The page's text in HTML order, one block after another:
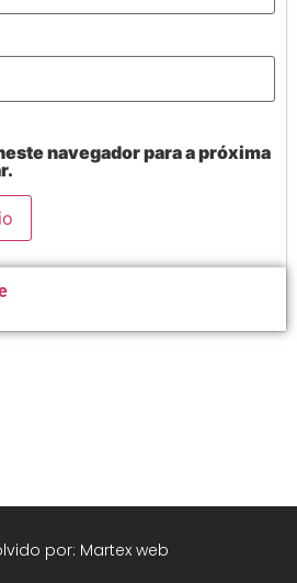
navegador para a próxima
por: Martex web